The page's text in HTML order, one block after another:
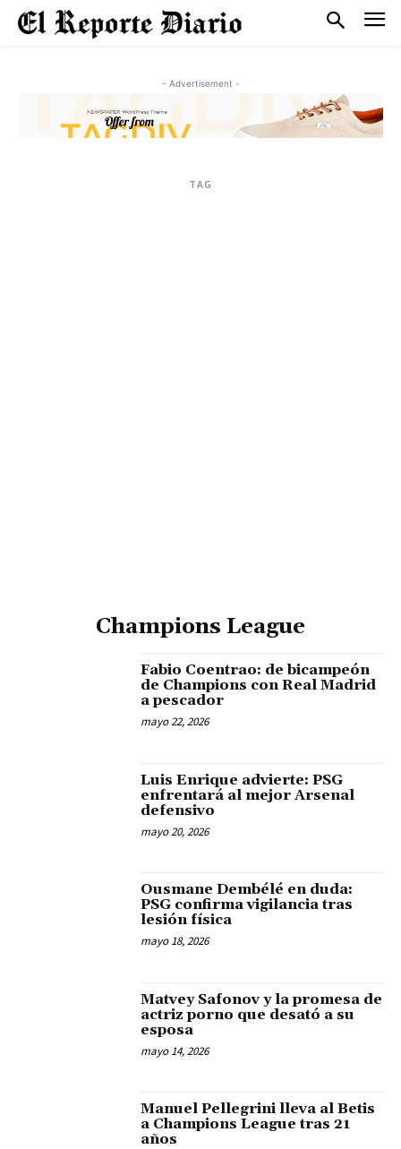
- Advertisement -
TAG
Champions League
Fabio Coentrao: de bicampeón
de Champions con Real Madrid
a pescador
mayo 22, 2026
Luis Enrique advierte: PSG
enfrentará al mejor Arsenal
defensivo
mayo 20, 2026
Ousmane Dembélé en duda:
PSG confirma vigilancia tras
lesión física
mayo 18, 2026
Matvey Safonov y la promesa de
actriz porno que desató a su
esposa
mayo 14, 2026
Manuel Pellegrini lleva al Betis
a Champions League tras 21
años